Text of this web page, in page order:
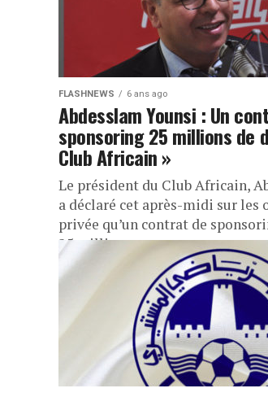
FLASHNEWS 6 ans ago
Abdesslam Younsi : Un
sponsoring 25 millions de
Club Africain »
Le président du Club Africain,
a déclaré cet après-midi sur les
privée qu’un contrat de
25 millions...